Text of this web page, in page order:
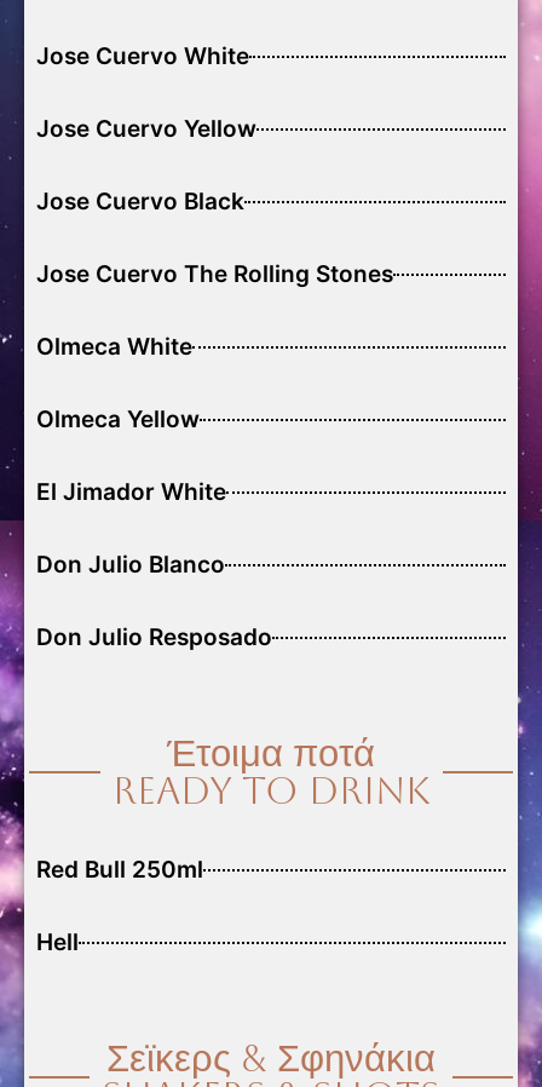
Jose Cuervo White
Jose Cuervo Yellow
Jose Cuervo Black
Jose Cuervo The Rolling Stones
Olmeca White
Olmeca Yellow
El Jimador White
Don Julio Blanco
Don Julio Resposado
Έτοιμα ποτά
Ready to Drink
Red Bull 250ml
Hell
Σεϊκερς & Σφηνάκια